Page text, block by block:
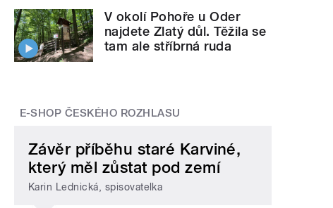
V okolí Pohoře u Oder
najdete Zlatý důl. Těžila se
tam ale stříbrná ruda
E-SHOP ČESKÉHO ROZHLASU
Závěr příběhu staré Karviné,
který měl zůstat pod zemí
Karin Lednická, spisovatelka